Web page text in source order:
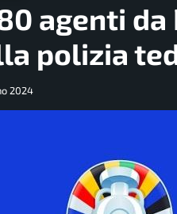
agenti
polizia
2024